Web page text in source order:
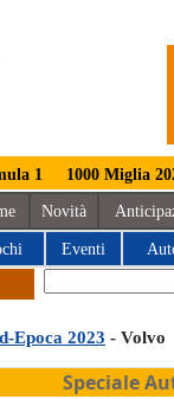
1 1000 Miglia
Novità
Eventi
Epoca 2023 - Volvo
Speciale